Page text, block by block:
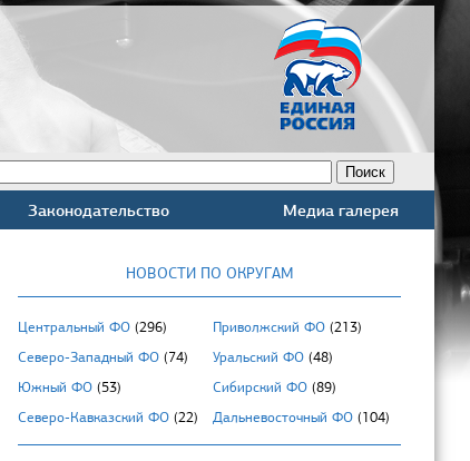
Законодательство Медиа галерея
НОВОСТИ ПО ОКРУГАМ
Центральный ФО (296) Приволжский ФО (213)
Северо-Западный ФО (74) Уральский ФО (48)
Южный ФО (53) Сибирский ФО (89)
Северо-Кавказский ФО (22) Дальневосточный ФО (104)